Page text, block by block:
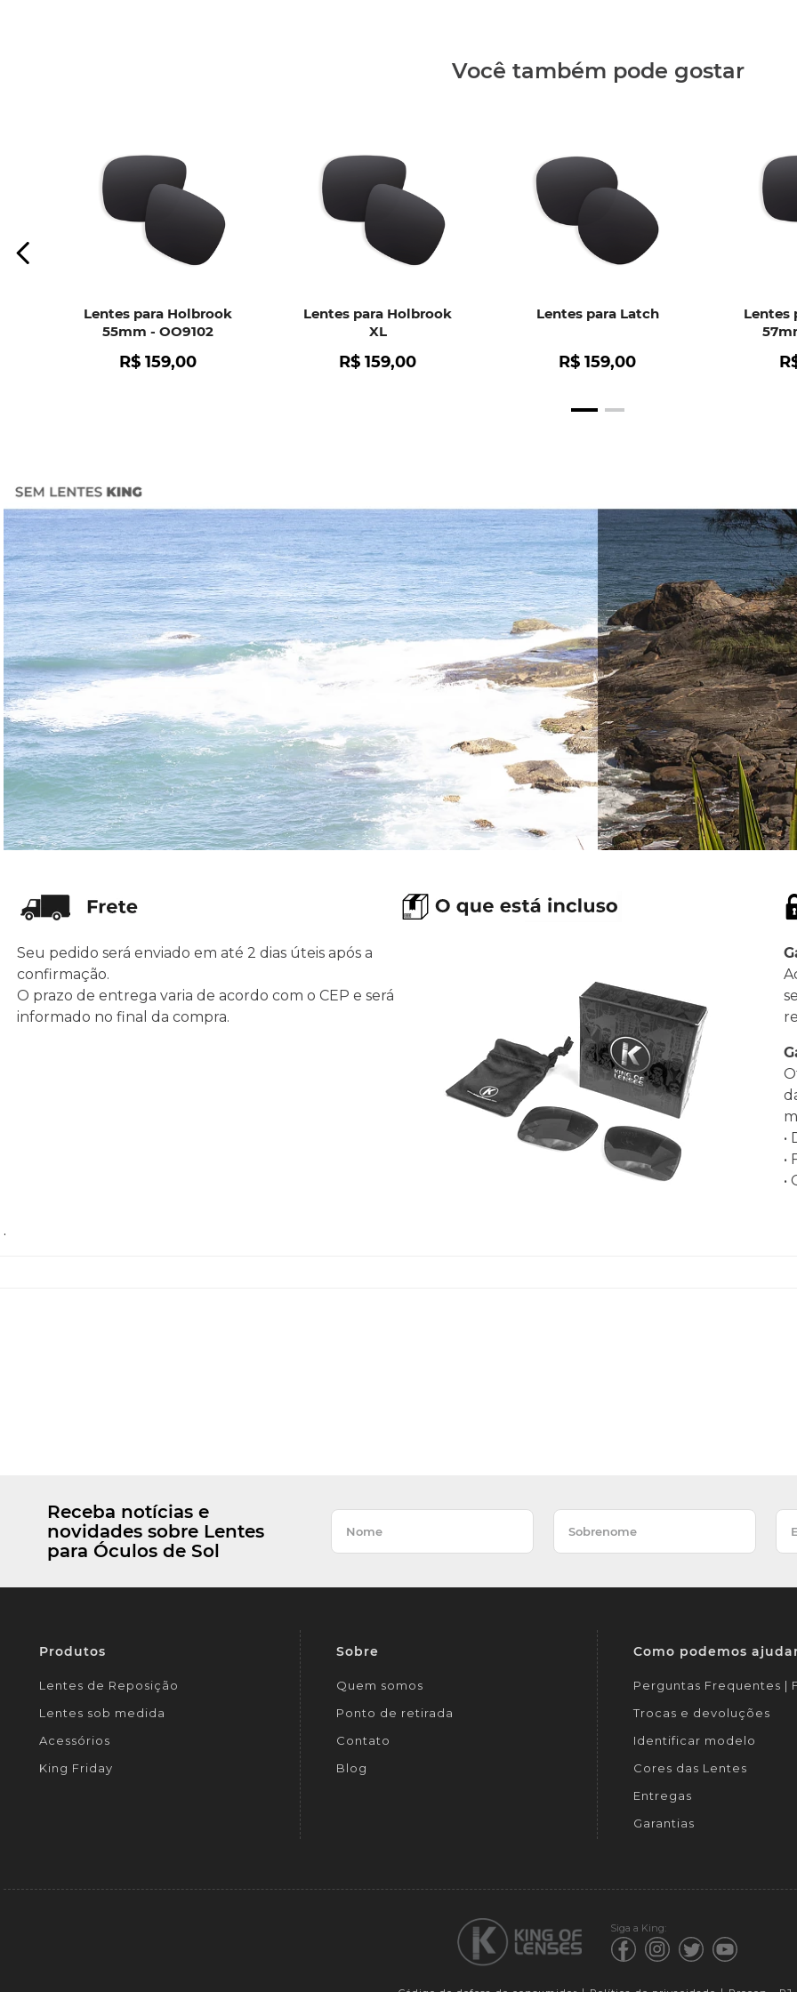
Você também pode gostar
Lentes para Holbrook
55mm - OO9102
R$ 159,00
Lentes para Holbrook
XL
R$ 159,00
Lentes para Latch
R$ 159,00
Lentes
Seu pedido será enviado em até 2 dias úteis após a
confirmação.
O prazo de entrega varia de acordo com o CEP e será
informado no final da compra.
•
•
•
.
Receba notícias e
novidades sobre Lentes
para Óculos de Sol
Produtos
Lentes de Reposição
Lentes sob medida
Acessórios
King Friday
Sobre
Quem somos
Ponto de retirada
Contato
Blog
Como podemos
Perguntas Frequentes |
Trocas e devoluções
Identificar modelo
Cores das Lentes
Entregas
Garantias
Siga a King: